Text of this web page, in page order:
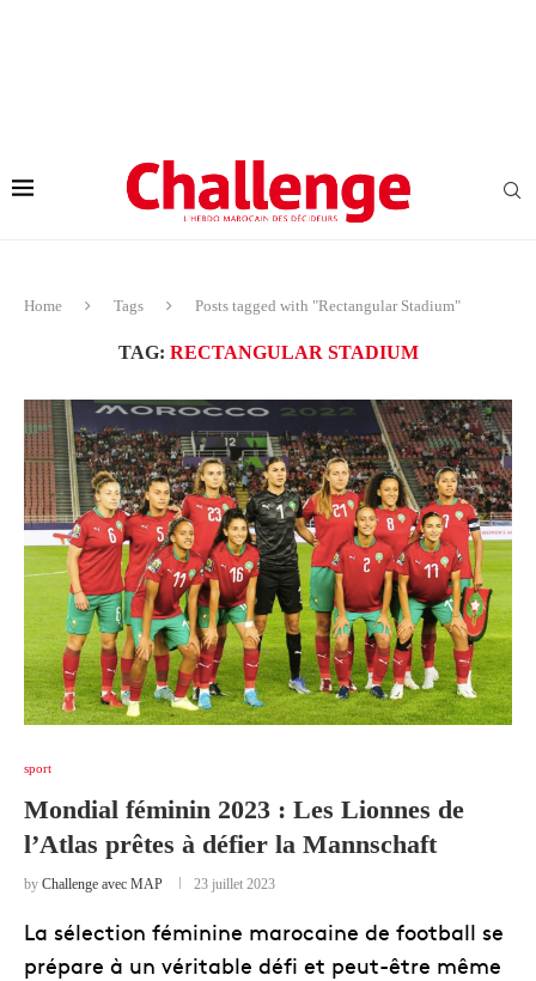
Home Tags Posts tagged with "Rectangular Stadium"
TAG: RECTANGULAR STADIUM
sport
Mondial féminin 2023 : Les Lionnes de
l’Atlas prêtes à défier la Mannschaft
by Challenge avec MAP 23 juillet 2023
La sélection féminine marocaine de football se
prépare à un véritable défi et peut-être même